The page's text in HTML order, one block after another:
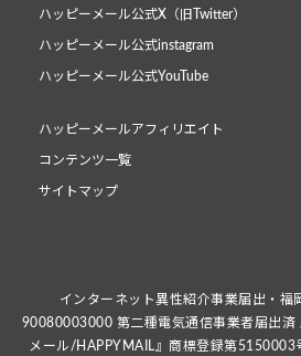
ハッピーメール公式X（旧Twitter）
ハッピーメール公式instagram
ハッピーメール公式YouTube
ハッピーメールアフィリエイト
コンテンツ一覧
サイトマップ
インターネット異性紹介事業届出・福
90080003000 第二種電気通信事業者届出済
メール/HAPPYMAIL』商標登録第5150003